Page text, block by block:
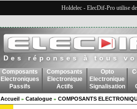
Holdelec - ElecDif-Pro utilise
Des réponses à tous
Composants
Electroniques
Passifs
Composants
Electronique
Actifs
Opto
Electronique
Signalisation
Accueil » Catalogue » COMPOSANTS